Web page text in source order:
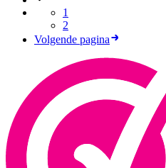
1
2
Volgende pagina